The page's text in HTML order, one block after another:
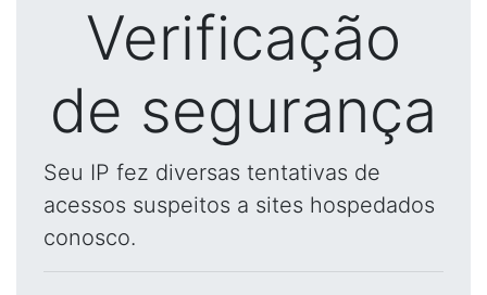
Verificação
de segurança
Seu IP fez diversas tentativas de
acessos suspeitos a sites hospedados
conosco.